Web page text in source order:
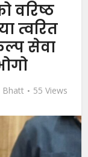
वरिष्ठ
त्वरित
सेवा
Bhatt 55 Views